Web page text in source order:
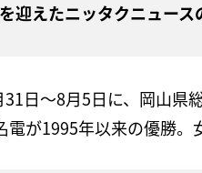
迎えたニッタクニュース
日～8月5日に、岡山県
電が1995年以来の優勝。